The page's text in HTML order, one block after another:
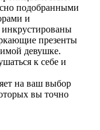
подобранными
и
инкрустированы
презенты
девушке.
к себе и
на ваш выбор
вы точно